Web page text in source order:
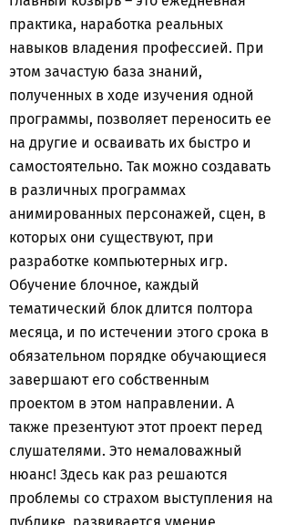
практика, наработка реальных
навыков владения профессией. При
этом зачастую база знаний,
полученных в ходе изучения одной
программы, позволяет переносить ее
на другие и осваивать их быстро и
самостоятельно. Так можно создавать
в различных программах
анимированных персонажей, сцен, в
которых они существуют, при
разработке компьютерных игр.
Обучение блочное, каждый
тематический блок длится полтора
месяца, и по истечении этого срока в
обязательном порядке обучающиеся
завершают его собственным
проектом в этом направлении. А
также презентуют этот проект перед
слушателями. Это немаловажный
нюанс! Здесь как раз решаются
проблемы со страхом выступления на